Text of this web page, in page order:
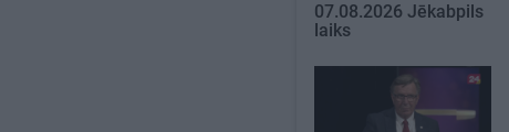
07.08.2026 Jēkabpils
laiks